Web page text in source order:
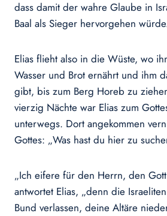
dass damit der wahre Glaube in
Baal als Sieger hervorgehen
Elias flieht also in die Wüste, wo
Wasser und Brot ernährt und ihm
gibt, bis zum Berg Horeb zu
vierzig Nächte war Elias zum
unterwegs. Dort angekommen
Gottes: „Was hast du hier zu
„Ich eifere für den Herrn, den
antwortet Elias, „denn die
Bund verlassen, deine Altäre